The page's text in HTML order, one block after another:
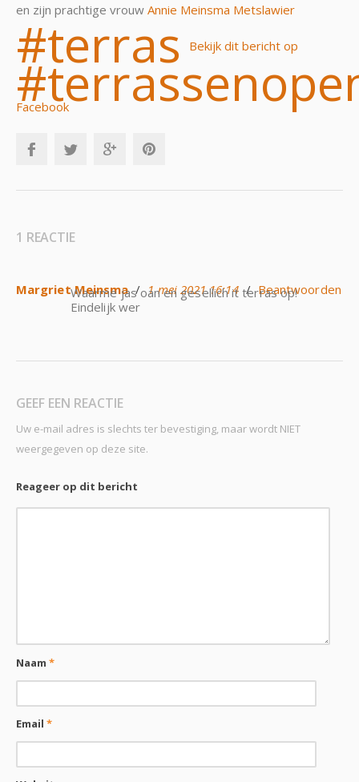
en zijn prachtige vrouw Annie Meinsma
#terras
Metslawier
Bekijk dit bericht op
Facebook
1 REACTIE
Margriet Meinsma / 1 mei 2021 16:14 / Beantwoorden
Waarme jas oan en gesellich it terras op!
Eindelijk wer
GEEF EEN REACTIE
Uw e-mail adres is slechts ter bevestiging, maar wordt NIET
weergegeven op deze site.
Reageer op dit bericht
Naam*
Email*